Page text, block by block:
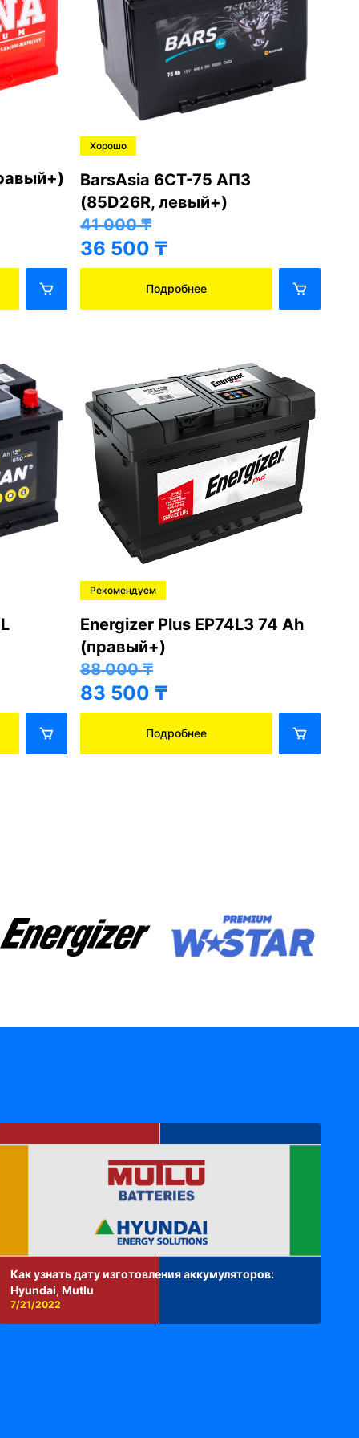
Хорошо
BarsAsia 6СТ-75 АПЗ
(85D26R, левый+)
41 000₸
36 500 ₸
Подробнее
Рекомендуем
Energizer Plus EP74L3 74 Ah
(правый+)
88 000₸
83 500 ₸
Подробнее
Как узнать дату изготовления аккумуляторов:
Hyundai, Mutlu
7/21/2022